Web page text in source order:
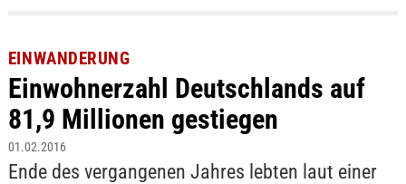
EINWANDERUNG
Einwohnerzahl Deutschlands auf
81,9 Millionen gestiegen
01.02.2016
Ende des vergangenen Jahres lebten laut einer